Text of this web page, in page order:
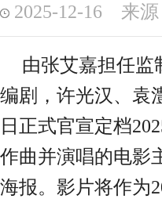
2025-12-16 来源
由张艾嘉担任监
编剧， 许光汉、 袁
日 正式官宣定档
作曲并演唱的电影
海报。影片将作为